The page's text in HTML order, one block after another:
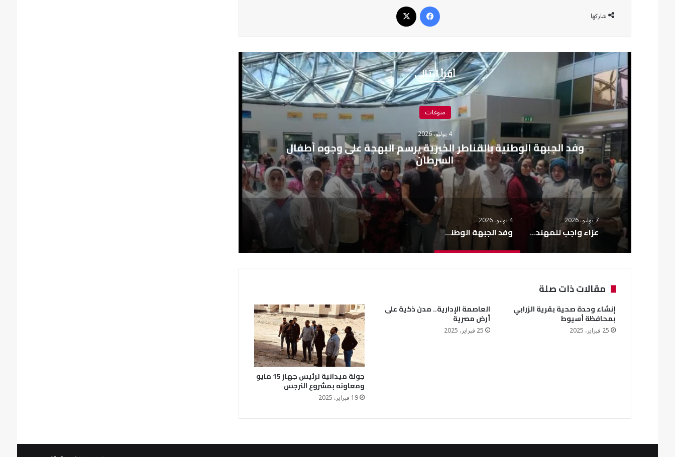
شاركها
أقرأ التالي
منوعات
4 يوليو، 2026
وفد الجبهة الوطنية بالقناطر الخيرية يرسم البهجة على وجوه أطفال
السرطان
7 يوليو، 2026
عزاء واجب للمهندس محمد فودة رئيس شركة مياه القليوبية في وفاة خالته
4 يوليو، 2026
وفد الجبهة الوطنية بالقناطر الخيرية يرسم البهجة على وجوه أطفال السرطان
مقالات ذات صلة
إنشاء وحدة صحية بقرية الزرابي
بمحافظة أسيوط
25 فبراير، 2025
العاصمة الإدارية.. مدن ذكية على
أرض مصرية
25 فبراير، 2025
جولة ميدانية لرئيس جهاز 15 مايو
ومعاونه بمشروع النرجس
19 فبراير، 2025